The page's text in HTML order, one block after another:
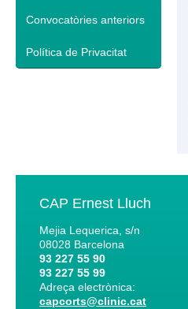
Convocatòries anteriors
Política de Privacitat
CAP Ernest Lluch
Mejia Lequerica, s/n
08028 Barcelona
93 227 55 90
93 227 55 99
Adreça electrònica:
capcorts@clinic.cat